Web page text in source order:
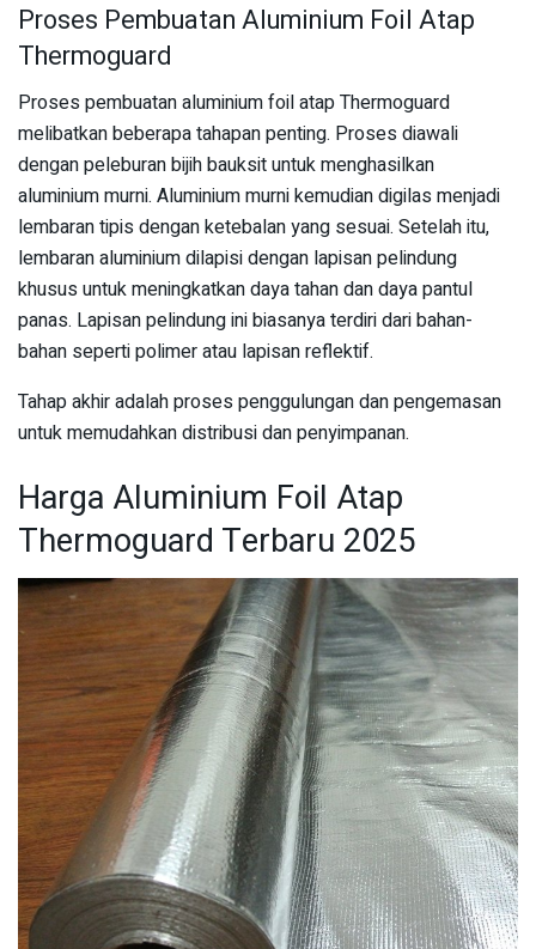
Proses Pembuatan Aluminium Foil Atap
Thermoguard
Proses pembuatan aluminium foil atap Thermoguard
melibatkan beberapa tahapan penting. Proses diawali
dengan peleburan bijih bauksit untuk menghasilkan
aluminium murni. Aluminium murni kemudian digilas menjadi
lembaran tipis dengan ketebalan yang sesuai. Setelah itu,
lembaran aluminium dilapisi dengan lapisan pelindung
khusus untuk meningkatkan daya tahan dan daya pantul
panas. Lapisan pelindung ini biasanya terdiri dari bahan-
bahan seperti polimer atau lapisan reflektif.
Tahap akhir adalah proses penggulungan dan pengemasan
untuk memudahkan distribusi dan penyimpanan.
Harga Aluminium Foil Atap
Thermoguard Terbaru 2025